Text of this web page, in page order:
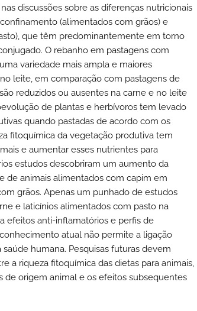
discussões sobre as diferenças nutricionais
(alimentados com grãos) e
que têm predominantemente em torno
O rebanho em pastagens com
variedade mais ampla e maiores
leite, em comparação com pastagens de
reduzidos ou ausentes na carne e no leite
de plantas e herbívoros tem levado
quando pastadas de acordo com os
fitoquímica da vegetação produtiva tem
e aumentar esses nutrientes para
estudos descobriram um aumento da
de animais alimentados com capim em
grãos. Apenas um punhado de estudos
e laticínios alimentados com pasto na
efeitos anti-inflamatórios e perfis de
atual não permite a ligação
humana. Pesquisas futuras devem
a riqueza fitoquímica das dietas para animais,
origem animal e os efeitos subsequentes